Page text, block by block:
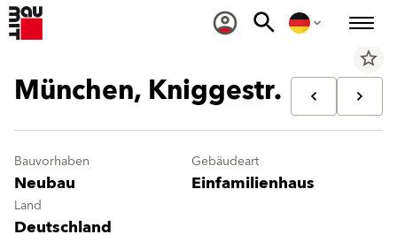
star_border
München, Kniggestr.
Bauvorhaben
Neubau
Gebäudeart
Einfamilienhaus
Land
Deutschland